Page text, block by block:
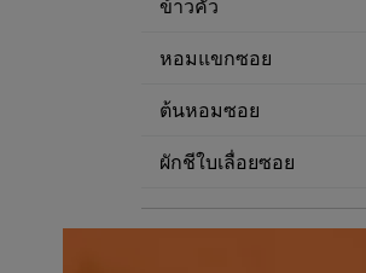
หอมแขกซอย
ต้นหอมซอย
ผักชีใบเลื่อยซอย